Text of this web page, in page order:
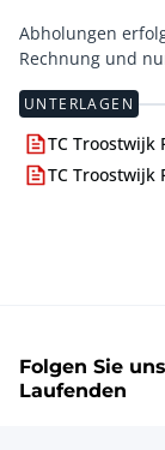
Abholungen
Rechnung und
UNTERLAGEN
TC Troostwijk
TC Troostwijk
Folgen Sie
Laufenden